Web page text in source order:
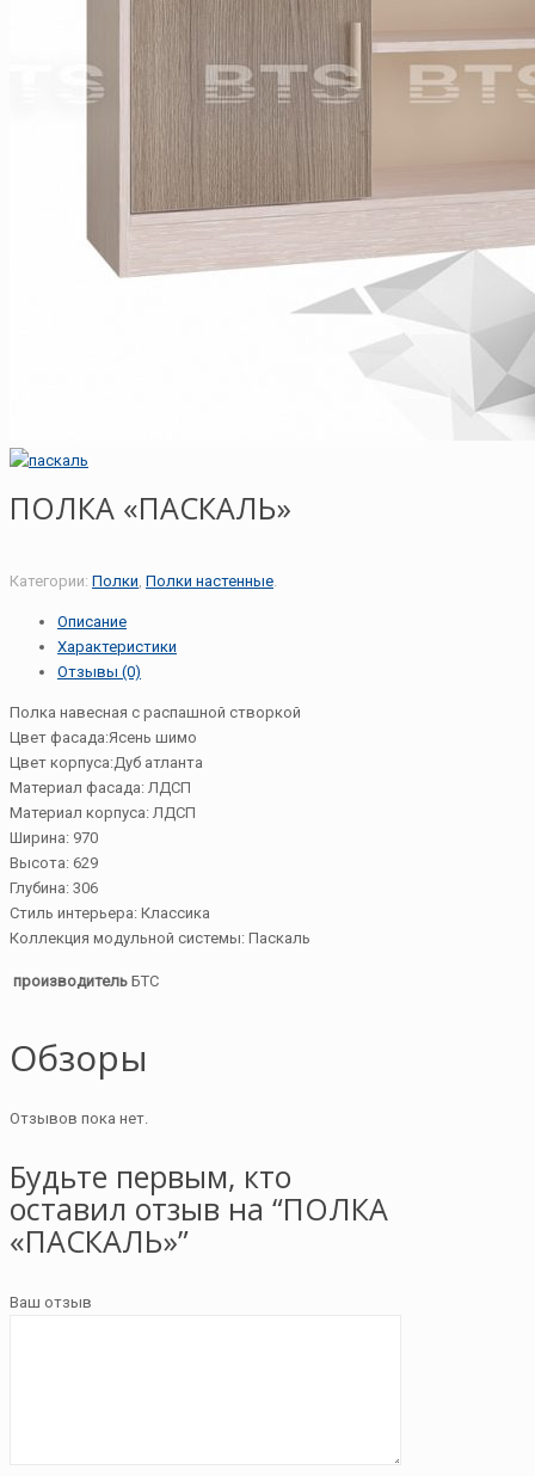
ПОЛКА «ПАСКАЛЬ»
Категории: Полки Полки настенные
Описание
Характеристики
Отзывы (0)
Полка навесная с распашной створкой
Цвет фасада:Ясень шимо
Цвет корпуса:Дуб атланта
Материал фасада: ЛДСП
Материал корпуса: ЛДСП
Ширина: 970
Высота: 629
Глубина: 306
Стиль интерьера: Классика
Коллекция модульной системы: Паскаль
производитель БТС
Обзоры
Отзывов пока нет.
Будьте первым, кто
оставил отзыв на “ПОЛКА
«ПАСКАЛЬ»”
Ваш отзыв